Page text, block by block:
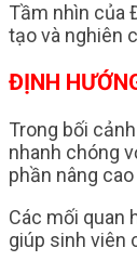
Tầm nhìn của
tạo và nghiên
ĐỊNH
Trong bối
nhanh chóng
phần nâng
Các mối quan
giúp sinh viên